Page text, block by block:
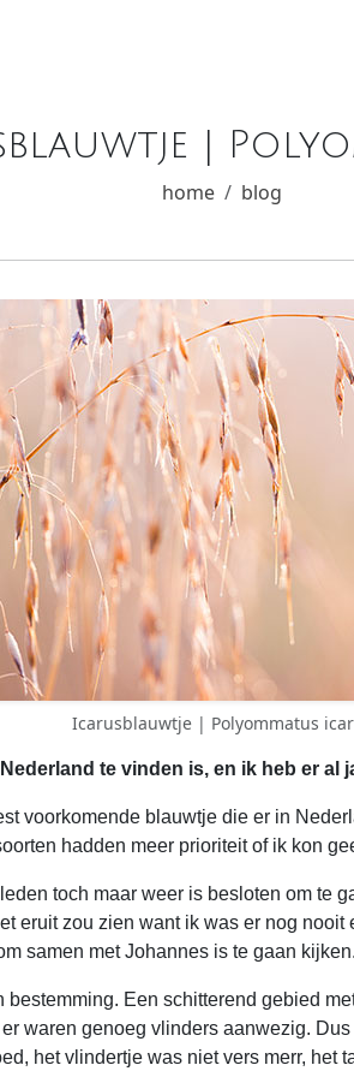
|
home blog
Icarusblauwtje | Polyommatus
te vinden is, en ik heb er al
voorkomende blauwtje die er in
hadden meer prioriteit of ik kon
toch maar weer is besloten om te
eruit zou zien want ik was er nog
samen met Johannes is te gaan kijken.
Een schitterend gebied
waren genoeg vlinders aanwezig.
het vlindertje was niet vers merr, het